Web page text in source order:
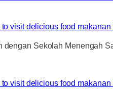
dengan Sekolah Menengah